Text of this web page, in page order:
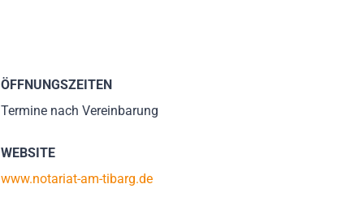
ÖFFNUNGSZEITEN
Termine nach Vereinbarung
WEBSITE
www.notariat-am-tibarg.de